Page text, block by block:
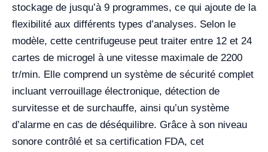
stockage de jusqu’à 9 programmes, ce qui ajoute de la
flexibilité aux différents types d’analyses. Selon le
modèle, cette centrifugeuse peut traiter entre 12 et 24
cartes de microgel à une vitesse maximale de 2200
tr/min. Elle comprend un système de sécurité complet
incluant verrouillage électronique, détection de
survitesse et de surchauffe, ainsi qu’un système
d’alarme en cas de déséquilibre. Grâce à son niveau
sonore contrôlé et sa certification FDA, cet